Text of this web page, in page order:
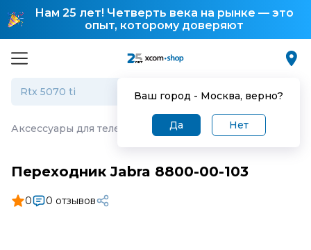
Нам 25 лет! Четверть века на рынке — это
опыт, которому доверяют
Ваш город - Москва, верно?
Да Нет
Аксессуары для телефонии Переходник Jabra 8800-
Переходник Jabra 8800-00-103
0 0 отзывов